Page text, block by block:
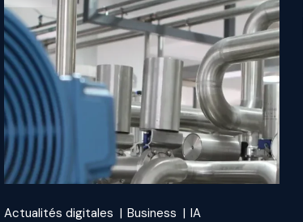
Actualités digitales Business IA